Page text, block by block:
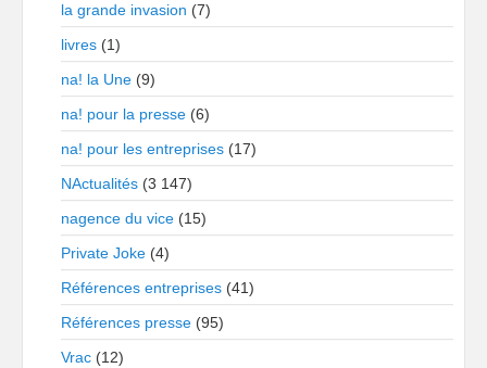
la grande invasion (7)
livres (1)
na! la Une (9)
na! pour la presse (6)
na! pour les entreprises (17)
NActualités (3 147)
nagence du vice (15)
Private Joke (4)
Références entreprises (41)
Références presse (95)
Vrac (12)